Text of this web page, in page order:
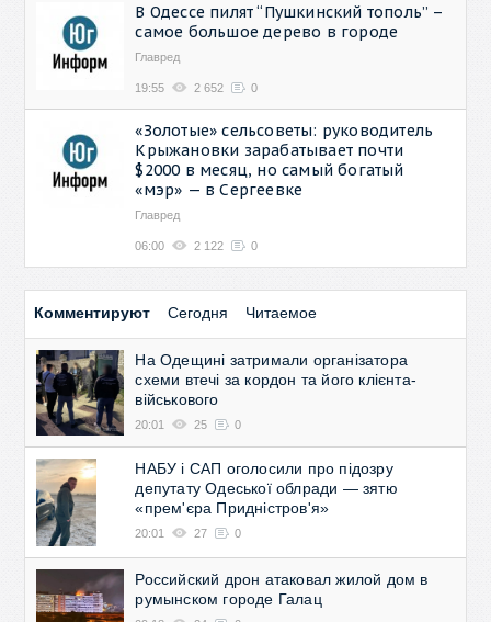
В Одессе пилят “Пушкинский тополь” –
самое большое дерево в городе
Главред
19:55 2 652 0
«Золотые» сельсоветы: руководитель
Крыжановки зарабатывает почти
$2000 в месяц, но самый богатый
«мэр» — в Сергеевке
Главред
06:00 2 122 0
Комментируют Сегодня Читаемое
На Одещині затримали організатора
схеми втечі за кордон та його клієнта-
військового
20:01 25 0
НАБУ і САП оголосили про підозру
депутату Одеської облради — зятю
«прем'єра Придністров'я»
20:01 27 0
Российский дрон атаковал жилой дом в
румынском городе Галац